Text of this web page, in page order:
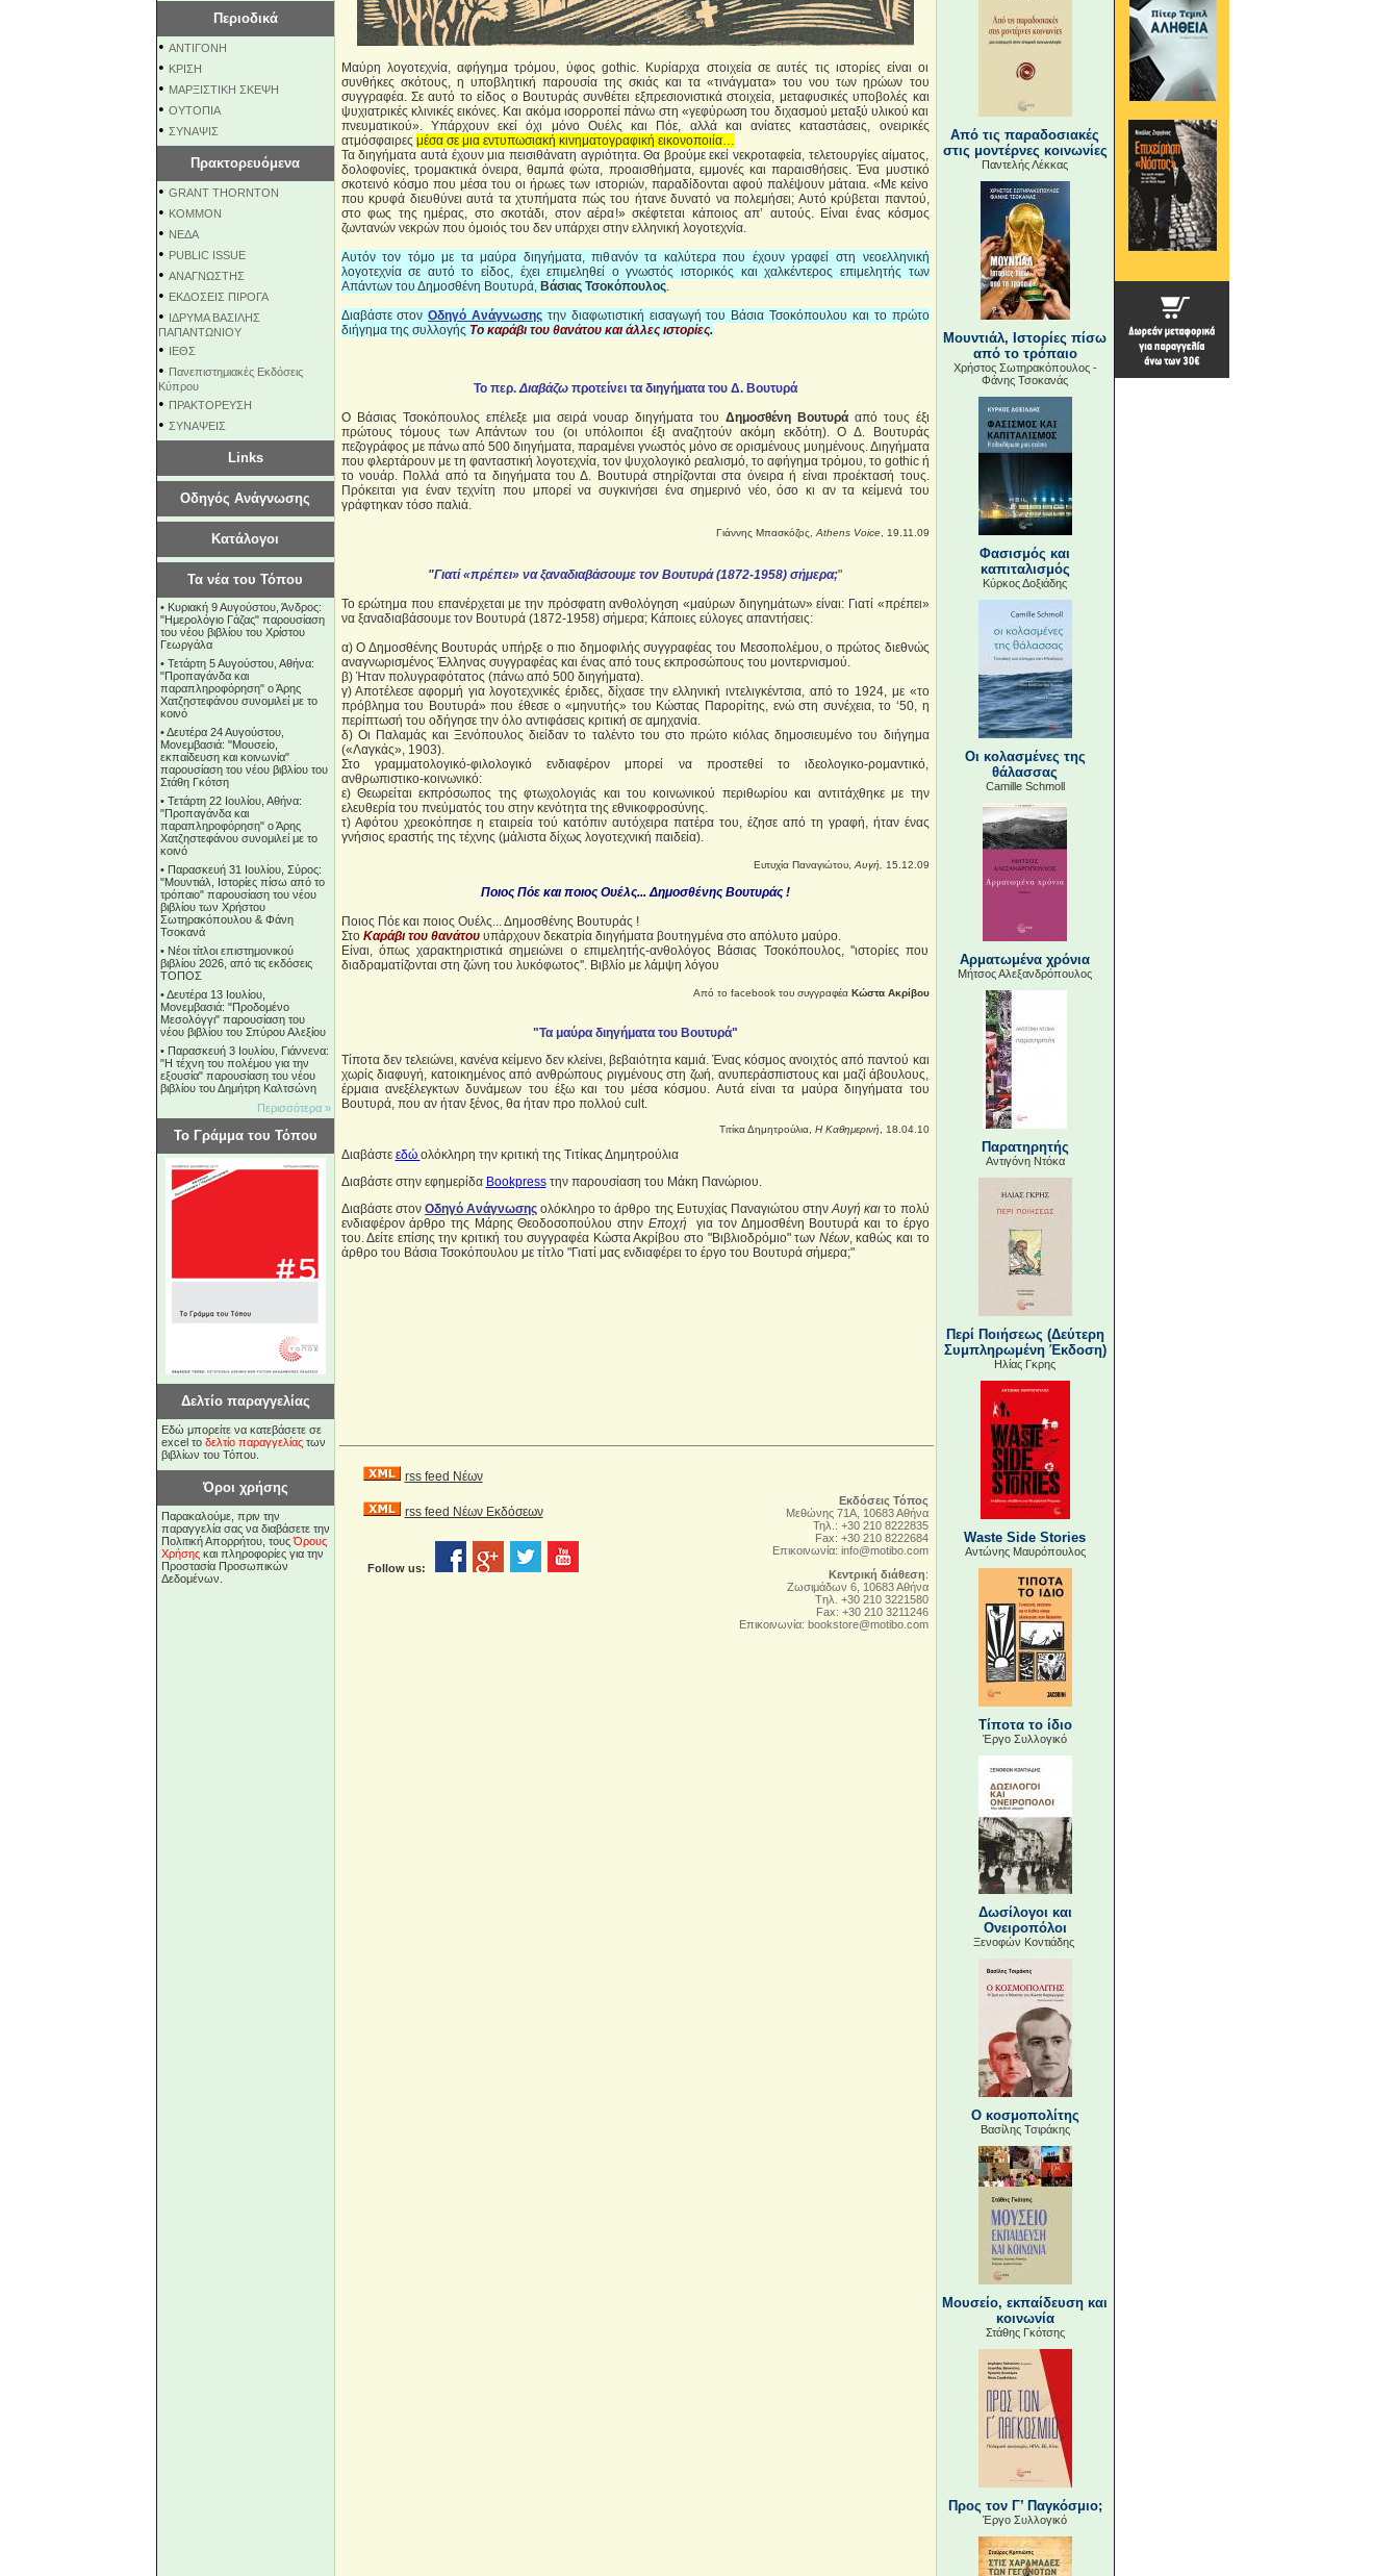
Περιοδικά
• ΑΝΤΙΓΟΝΗ
• ΚΡΙΣΗ
• ΜΑΡΞΙΣΤΙΚΗ ΣΚΕΨΗ
• ΟΥΤΟΠΙΑ
• ΣΥΝΑΨΙΣ
Πρακτορευόμενα
• GRANT THORNTON
• KOMMON
• NEΔΑ
• PUBLIC ISSUE
• ΑΝΑΓΝΩΣΤΗΣ
• ΕΚΔΟΣΕΙΣ ΠΙΡΟΓΑ
• ΙΔΡΥΜΑ ΒΑΣΙΛΗΣ
ΠΑΠΑΝΤΩΝΙΟΥ
• ΙΕΘΣ
• Πανεπιστημιακές Εκδόσεις
Κύπρου
• ΠΡΑΚΤΟΡΕΥΣΗ
• ΣΥΝΑΨΕΙΣ
Links
Οδηγός Ανάγνωσης
Κατάλογοι
Τα νέα του Τόπου
• Κυριακή 9 Αυγούστου, Άνδρος:
"Ημερολόγιο Γάζας" παρουσίαση
του νέου βιβλίου του Χρίστου
Γεωργάλα
• Τετάρτη 5 Αυγούστου, Αθήνα:
"Προπαγάνδα και
παραπληροφόρηση" ο Άρης
Χατζηστεφάνου συνομιλεί με το
κοινό
•Δευτέρα 24 Αυγούστου,
Μονεμβασιά: "Μουσείο,
εκπαίδευση και κοινωνία"
παρουσίαση του νέου βιβλίου του
Στάθη Γκότση
• Τετάρτη 22 Ιουλίου, Αθήνα:
"Προπαγάνδα και
παραπληροφόρηση" ο Άρης
Χατζηστεφάνου συνομιλεί με το
κοινό
• Παρασκευή 31 Ιουλίου, Σύρος:
"Μουντιάλ, Ιστορίες πίσω από το
τρόπαιο" παρουσίαση του νέου
βιβλίου των Χρήστου
Σωτηρακόπουλου & Φάνη
Τσοκανά
• Νέοι τίτλοι επιστημονικού
βιβλίου 2026, από τις εκδόσεις
ΤΟΠΟΣ
•Δευτέρα 13 Ιουλίου,
Μονεμβασιά: "Προδομένο
Μεσολόγγι" παρουσίαση του
νέου βιβλίου του Σπύρου Αλεξίου
• Παρασκευή 3 Ιουλίου, Γιάννενα:
"Η τέχνη του πολέμου για την
εξουσία" παρουσίαση του νέου
βιβλίου του Δημήτρη Καλτσώνη
Περισσότερα »
Το Γράμμα του Τόπου
Δελτίο παραγγελίας
Εδώ μπορείτε να κατεβάσετε σε
excel το δελτίο παραγγελίαςτων
βιβλίων του Τόπου.
Όροι χρήσης
Παρακαλούμε, πριν την
παραγγελία σας να διαβάσετε την
Πολιτική Απορρήτου, τουςΌρους
Χρήσηςκαι πληροφορίες για την
Προστασία Προσωπικών
Δεδομένων.
Μαύρη λογοτεχνία, αφήγημα τρόμου, ύφος gothic. Κυρίαρχα στοιχεία σε αυτές τις ιστορίες είναι οι
συνθήκες σκότους, η υποβλητική παρουσία της σκιάς και τα «τινάγματα» του νου των ηρώων του
συγγραφέα. Σε αυτό το είδος ο Βουτυράς συνθέτει εξπρεσιονιστικά στοιχεία, μεταφυσικές υποβολές και
ψυχιατρικές κλινικές εικόνες. Και ακόμα ισορροπεί πάνω στη «γεφύρωση του διχασμού μεταξύ υλικού και
πνευματικού». Υπάρχουν εκεί όχι μόνο Ουέλς και Πόε, αλλά και ανίατες καταστάσεις, ονειρικές
ατμόσφαιρες μέσα σε μια εντυπωσιακή κινηματογραφική εικονοποιία…
Τα διηγήματα αυτά έχουν μια πεισιθάνατη αγριότητα. Θα βρούμε εκεί νεκροταφεία, τελετουργίες αίματος,
δολοφονίες, τρομακτικά όνειρα, θαμπά φώτα, προαισθήματα, εμμονές και παραισθήσεις. Ένα μυστικό
σκοτεινό κόσμο που μέσα του οι ήρωες των ιστοριών, παραδίδονται αφού παλέψουν μάταια. «Με κείνο
που κρυφά διευθύνει αυτά τα χτυπήματα πώς του ήτανε δυνατό να πολεμήσει; Αυτό κρύβεται παντού,
στο φως της ημέρας, στο σκοτάδι, στον αέρα!» σκέφτεται κάποιος απ’ αυτούς. Είναι ένας κόσμος
ζωντανών νεκρών που όμοιός του δεν υπάρχει στην ελληνική λογοτεχνία.
Αυτόν τον τόμο με τα μαύρα διηγήματα, πιθανόν τα καλύτερα που έχουν γραφεί στη νεοελληνική
λογοτεχνία σε αυτό το είδος, έχει επιμεληθεί ο γνωστός ιστορικός και χαλκέντερος επιμελητής των
Απάντων του Δημοσθένη Βουτυρά, Βάσιας Τσοκόπουλος.
Διαβάστε στονΟδηγό Ανάγνωσης την διαφωτιστική εισαγωγή του Βάσια Τσοκόπουλου και το πρώτο
διήγημα της συλλογής Το καράβι του θανάτου και άλλες ιστορίες.
Το περ.Διαβάζωπροτείνει τα διηγήματα του Δ. Βουτυρά
Ο Βάσιας Τσοκόπουλος επέλεξε μια σειρά νουαρ διηγήματα του Δημοσθένη Βουτυράαπό τους έξι
πρώτους τόμους των Απάντων του (οι υπόλοιποι έξι αναζητούν ακόμη εκδότη). Ο Δ. Βουτυράς
πεζογράφος με πάνω από 500 διηγήματα, παραμένει γνωστός μόνο σε ορισμένους μυημένους. Διηγήματα
που φλερτάρουν με τη φανταστική λογοτεχνία, τον ψυχολογικό ρεαλισμό, το αφήγημα τρόμου, το gothic ή
το νουάρ. Πολλά από τα διηγήματα του Δ. Βουτυρά στηρίζονται στα όνειρα ή είναι προέκτασή τους.
Πρόκειται για έναν τεχνίτη που μπορεί να συγκινήσει ένα σημερινό νέο, όσο κι αν τα κείμενά του
γράφτηκαν τόσο παλιά.
Γιάννης Μπασκόζος, Athens Voice, 19.11.09
"Γιατί «πρέπει» να ξαναδιαβάσουμε τον Βουτυρά (1872-1958) σήμερα;"
Το ερώτημα που επανέρχεται με την πρόσφατη ανθολόγηση «μαύρων διηγημάτων» είναι: Γιατί «πρέπει»
να ξαναδιαβάσουμε τον Βουτυρά (1872-1958) σήμερα; Κάποιες εύλογες απαντήσεις:
α) Ο Δημοσθένης Βουτυράς υπήρξε ο πιο δημοφιλής συγγραφέας του Μεσοπολέμου, ο πρώτος διεθνώς
αναγνωρισμένος Έλληνας συγγραφέας και ένας από τους εκπροσώπους του μοντερνισμού.
β) Ήταν πολυγραφότατος (πάνω από 500 διηγήματα).
γ) Αποτέλεσε αφορμή για λογοτεχνικές έριδες, δίχασε την ελληνική ιντελιγκέντσια, από το 1924, με «το
πρόβλημα του Βουτυρά» που έθεσε ο «μηνυτής» του Κώστας Παρορίτης, ενώ στη συνέχεια, το ‘50, η
περίπτωσή του οδήγησε την όλο αντιφάσεις κριτική σε αμηχανία.
δ) Οι Παλαμάς και Ξενόπουλος διείδαν το ταλέντο του στο πρώτο κιόλας δημοσιευμένο του διήγημα
(«Λαγκάς», 1903).
Στο γραμματολογικό-φιλολογικό ενδιαφέρον μπορεί να προστεθεί το ιδεολογικο-ρομαντικό,
ανθρωπιστικο-κοινωνικό:
ε) Θεωρείται εκπρόσωπος της φτωχολογιάς και του κοινωνικού περιθωρίου και αντιτάχθηκε με την
ελευθερία του πνεύματός του στην κενότητα της εθνικοφροσύνης.
τ) Αφότου χρεοκόπησε η εταιρεία τού κατόπιν αυτόχειρα πατέρα του, έζησε από τη γραφή, ήταν ένας
γνήσιος εραστής της τέχνης (μάλιστα δίχως λογοτεχνική παιδεία).
Ευτυχία Παναγιώτου, Αυγή, 15.12.09
Ποιος Πόε και ποιος Ουέλς... Δημοσθένης Βουτυράς !
Ποιος Πόε και ποιος Ουέλς... Δημοσθένης Βουτυράς !
Στο Καράβι του θανάτουυπάρχουν δεκατρία διηγήματα βουτηγμένα στο απόλυτο μαύρο.
Είναι, όπως χαρακτηριστικά σημειώνει ο επιμελητής-ανθολόγος Βάσιας Τσοκόπουλος, ''ιστορίες που
διαδραματίζονται στη ζώνη του λυκόφωτος''. Βιβλίο με λάμψη λόγου
Από το facebook του συγγραφέα Κώστα Ακρίβου
"Τα μαύρα διηγήματα του Βουτυρά"
Τίποτα δεν τελειώνει, κανένα κείμενο δεν κλείνει, βεβαιότητα καμιά. Ένας κόσμος ανοιχτός από παντού και
χωρίς διαφυγή, κατοικημένος από ανθρώπους ριγμένους στη ζωή, ανυπεράσπιστους και μαζί άβουλους,
έρμαια ανεξέλεγκτων δυνάμεων του έξω και του μέσα κόσμου. Αυτά είναι τα μαύρα διηγήματα του
Βουτυρά, που αν ήταν ξένος, θα ήταν προ πολλού cult.
Τιτίκα Δημητρούλια, Η Καθημερινή , 18.04.10
Διαβάστε εδώ ολόκληρη την κριτική της Τιτίκας Δημητρούλια
Διαβάστε στην εφημερίδα Βookpressτην παρουσίαση του Μάκη Πανώριου.
Διαβάστε στον Οδηγό Ανάγνωσηςολόκληρο το άρθρο της Ευτυχίας Παναγιώτου στηνΑυγή καιτο πολύ
ενδιαφέρον άρθρο της Μάρης Θεοδοσοπούλου στην Εποχήγια τον Δημοσθένη Βουτυρά και το έργο
του. Δείτε επίσης την κριτική του συγγραφέα Κώστα Ακρίβου στο "Βιβλιοδρόμιο" των Νέων, καθώς και το
άρθρο του Βάσια Τσοκόπουλου με τίτλο "Γιατί μας ενδιαφέρει το έργο του Βουτυρά σήμερα;"
rss feed Νέων
rss feed Νέων Εκδόσεων
Follow us:
Εκδόσεις Τόπος
Μεθώνης 71Α, 10683 Αθήνα
Τηλ.: +30 210 8222835
Fax: +30 210 8222684
Επικοινωνία: info@motibo.com
Κεντρική διάθεση:
Zωσιμάδων 6, 10683 Αθήνα
Tηλ. +30 210 3221580
Fax: +30 210 3211246
Επικοινωνία: bookstore@motibo.com
Από τις παραδοσιακές
στις μοντέρνες κοινωνίες
Παντελής Λέκκας
Μουντιάλ, Ιστορίες πίσω
από το τρόπαιο
Χρήστος Σωτηρακόπουλος -
Φάνης Τσοκανάς
Φασισμός και
καπιταλισμός
Κύρκος Δοξιάδης
Οι κολασμένες της
θάλασσας
Camille Schmoll
Αρματωμένα χρόνια
Μήτσος Αλεξανδρόπουλος
Παρατηρητής
Αντιγόνη Ντόκα
Περί Ποιήσεως (Δεύτερη
Συμπληρωμένη Έκδοση)
Ηλίας Γκρης
Waste Side Stories
Αντώνης Μαυρόπουλος
Τίποτα το ίδιο
Έργο Συλλογικό
Δωσίλογοι και
Ονειροπόλοι
Ξενοφών Κοντιάδης
Ο κοσμοπολίτης
Βασίλης Τσιράκης
Μουσείο, εκπαίδευση και
κοινωνία
Στάθης Γκότσης
Προς τον Γ’ Παγκόσμιο;
Έργο Συλλογικό